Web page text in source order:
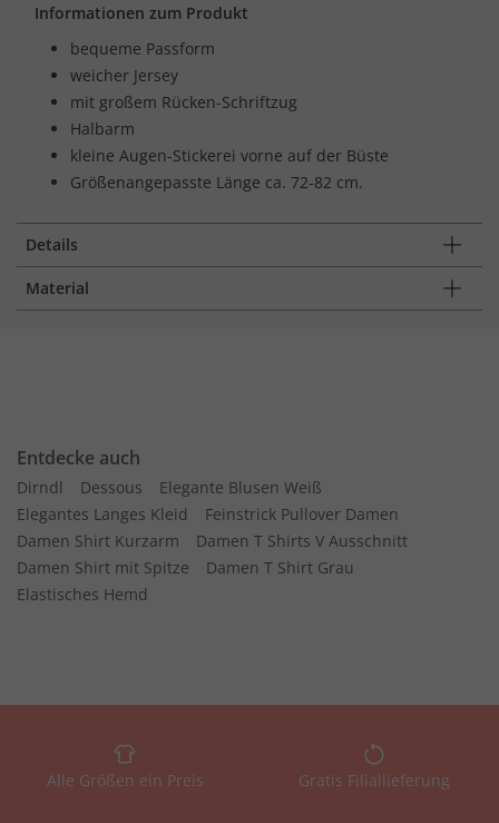
Informationen zum Produkt
bequeme Passform
weicher Jersey
mit großem Rücken-Schriftzug
Halbarm
kleine Augen-Stickerei vorne auf der Büste
Größenangepasste Länge ca. 72-82 cm.
Details
Material
Entdecke auch
Dirndl Dessous
Elegante Blusen Weiß
Elegantes Langes Kleid
Feinstrick Pullover Damen
Damen Shirt Kurzarm
Damen T Shirts V Ausschnitt
Damen Shirt mit Spitze
Damen T Shirt Grau
Elastisches Hemd
Alle Größen ein Preis Gratis Filiallieferung